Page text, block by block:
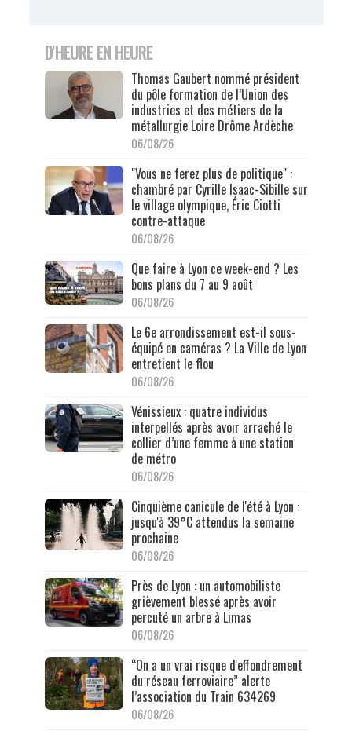
D'HEURE EN HEURE
Thomas Gaubert nommé président
du pôle formation de l’Union des
industries et des métiers de la
métallurgie Loire Drôme Ardèche
06/08/26
"Vous ne ferez plus de politique" :
chambré par Cyrille Isaac-Sibille sur
le village olympique, Éric Ciotti
contre-attaque
06/08/26
Que faire à Lyon ce week-end ? Les
bons plans du 7 au 9 août
06/08/26
Le 6e arrondissement est-il sous-
équipé en caméras ? La Ville de Lyon
entretient le flou
06/08/26
Vénissieux : quatre individus
interpellés après avoir arraché le
collier d’une femme à une station
de métro
06/08/26
Cinquième canicule de l'été à Lyon :
jusqu'à 39°C attendus la semaine
prochaine
06/08/26
Près de Lyon : un automobiliste
grièvement blessé après avoir
percuté un arbre à Limas
06/08/26
“On a un vrai risque d'effondrement
du réseau ferroviaire” alerte
l’association du Train 634269
06/08/26